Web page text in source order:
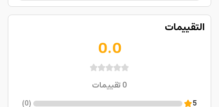
التقييمات
0.0
0تقييمات
5
(
0
)